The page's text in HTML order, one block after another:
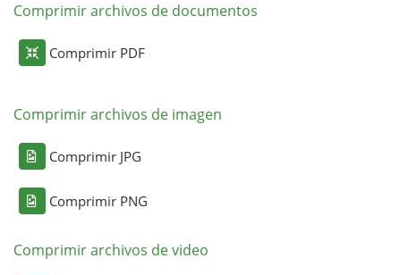
Comprimir archivos de documentos
Comprimir PDF
Comprimir archivos de imagen
Comprimir JPG
Comprimir PNG
Comprimir archivos de video